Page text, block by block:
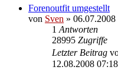
Forenoutfit umgestellt
von Sven » 06.07.2008
1 Antworten
28995 Zugriffe
Letzter Beitrag
12.08.2008 07:18